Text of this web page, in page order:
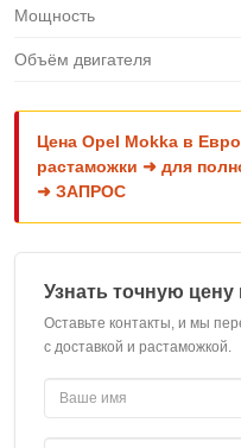
Мощность
Объём двигателя
Цена Opel Mokka в
растаможки ➜ для
➜ ЗАПРОС
Узнать точную
Оставьте контакты, и мы
с доставкой и растаможкой.